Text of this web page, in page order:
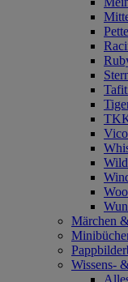
Märchen
Wissens-